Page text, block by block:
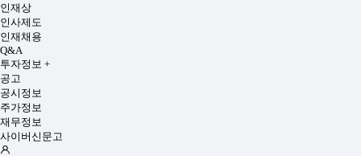
인재상
인사제도
인재채용
Q&A
투자정보 +
공고
공시정보
주가정보
재무정보
사이버신문고